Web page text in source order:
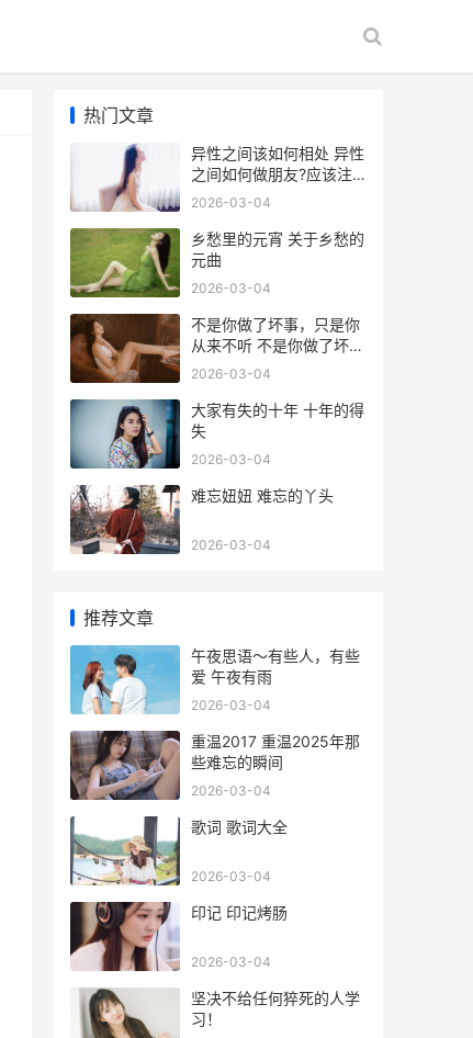
热门文章
异性之间该如何相处 异性
之间如何做朋友?应该注
意哪些?
2026-03-04
乡愁里的元宵 关于乡愁的
元曲
2026-03-04
不是你做了坏事，只是你
从来不听 不是你做了坏事
的说说
2026-03-04
大家有失的十年 十年的得
失
2026-03-04
难忘妞妞 难忘的丫头
2026-03-04
推荐文章
午夜思语～有些人，有些
爱 午夜有雨
2026-03-04
重温2017 重温2025年那
些难忘的瞬间
2026-03-04
歌词 歌词大全
2026-03-04
印记 印记烤肠
2026-03-04
坚决不给任何猝死的人学
习！